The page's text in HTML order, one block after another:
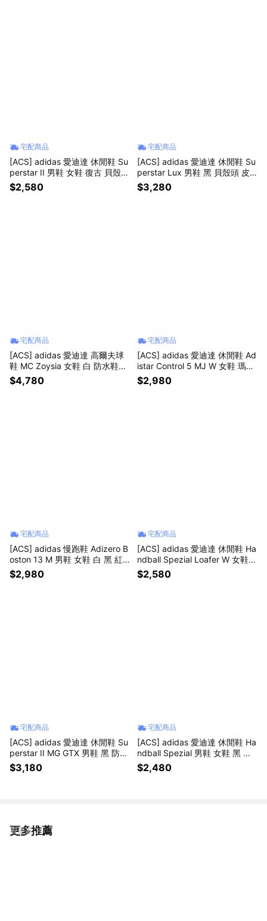
宅配商品
[ACS] adidas 愛迪達 休閒鞋 Su
perstar II 男鞋 女鞋 復古 貝殼鞋
愛心 情人節限定 KZ7157
$2,580
宅配商品
[ACS] adidas 愛迪達 休閒鞋 Su
perstar Lux 男鞋 黑 貝殼頭 皮
革 JQ4314
$3,280
宅配商品
[ACS] adidas 愛迪達 高爾夫球
鞋 MC Zoysia 女鞋 白 防水鞋面
BOOST中底 無釘 IH5993
$4,780
宅配商品
[ACS] adidas 愛迪達 休閒鞋 Ad
istar Control 5 MJ W 女鞋 瑪莉
珍鞋 黑 透氣 LA1824
$2,980
宅配商品
[ACS] adidas 慢跑鞋 Adizero B
oston 13 M 男鞋 女鞋 白 黑 紅
緩震 運動鞋 愛迪達 JS4932
$2,980
宅配商品
[ACS] adidas 愛迪達 休閒鞋 Ha
ndball Spezial Loafer W 女鞋
紅 麂皮 樂福鞋 KK2780
$2,580
宅配商品
[ACS] adidas 愛迪達 休閒鞋 Su
perstar II MG GTX 男鞋 黑 防水
復古 貝殼鞋 KK0995
$3,180
宅配商品
[ACS] adidas 愛迪達 休閒鞋 Ha
ndball Spezial 男鞋 女鞋 黑 復
古 膠底 德訓鞋 KJ1167
$2,480
更多推薦
看更多